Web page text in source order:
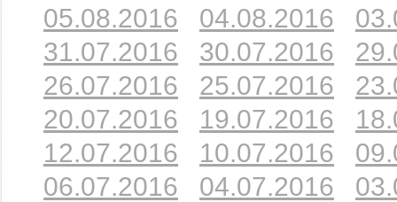
05.08.2016
04.08.2016
31.07.2016
30.07.2016
26.07.2016
25.07.2016
20.07.2016
19.07.2016
12.07.2016
10.07.2016
06.07.2016
04.07.2016